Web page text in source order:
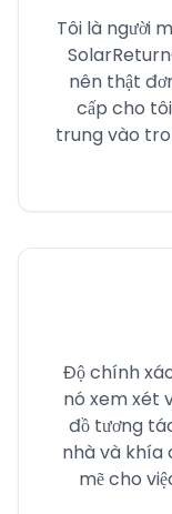
Tôi là người
nên thật
cấp cho
trung vào
Độ chính
nó xem xét
đồ tương
nhà và khía
mẽ cho